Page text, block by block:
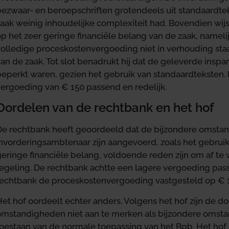
en beroepschriften grotendeels uit
weinig inhoudelijke complexiteit had. Bovendien
het zeer geringe financiële belang van de zaak,
proceskostenvergoeding niet in verhouding
de zaak. Tot slot benadrukt hij dat de geleverde
waren, gezien het gebruik van standaardteksten.
van € 150 passend en redelijk.
van de rechtbank en het hof
rechtbank heeft geoordeeld dat de bijzondere
zijn aangevoerd, zoals het
financiële belang, voldoende reden zijn om af te
De rechtbank achtte een lagere vergoeding
de proceskostenvergoeding vastgesteld op €
hof oordeelt echter anders. Volgens het hof zijn de
niet aan te merken als bijzondere
van de normale toepassing van het Bpb. Het